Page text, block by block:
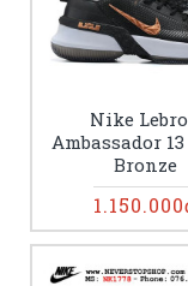
Nike
Ambassador
Bronze